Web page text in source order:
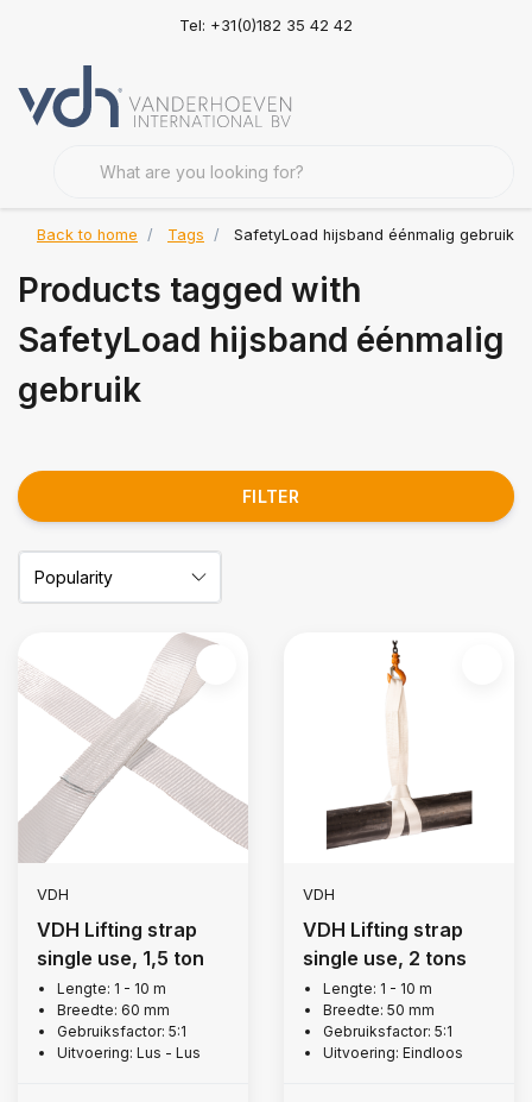
Tel: +31(0)182 35 42 42
Back to home Tags SafetyLoad hijsband éénmalig gebruik
Products tagged with
SafetyLoad hijsband éénmalig
gebruik
FILTER
VDH
VDH Lifting strap
single use, 1,5 ton
Lengte: 1 - 10 m
Breedte: 60 mm
Gebruiksfactor: 5:1
Uitvoering: Lus - Lus
VDH
VDH Lifting strap
single use, 2 tons
Lengte: 1 - 10 m
Breedte: 50 mm
Gebruiksfactor: 5:1
Uitvoering: Eindloos